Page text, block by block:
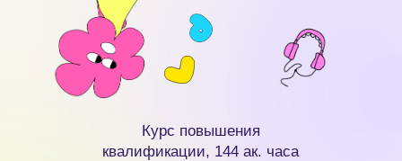
Курс повышения
квалификации, 144 ак. часа